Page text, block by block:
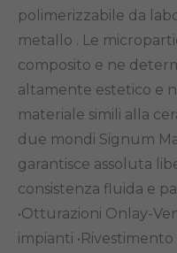
polimerizzabile da
metallo . Le
composito e ne
altamente estetico e
materiale simili alla
due mondi Signum
garantisce assoluta
consistenza fluida e
•Otturazioni Onlay-
impianti